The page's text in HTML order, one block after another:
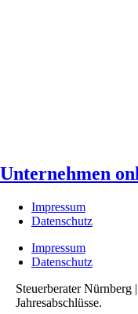
Unternehmen
Impressum
Datenschutz
Impressum
Datenschutz
Steuerberater
Jahresabschlüsse.